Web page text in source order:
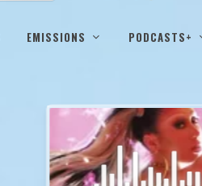
EMISSIONS PODCASTS+